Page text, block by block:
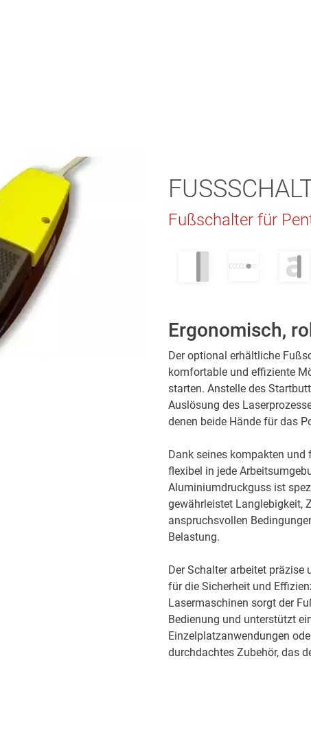
Fußschalter für
Ergonomisch,
Der optional erhältliche
komfortable und effiziente
starten. Anstelle des
Auslösung des
denen beide Hände für das
Dank seines kompakten
flexibel in jede
Aluminiumdruckguss ist
gewährleistet Langlebigkeit,
anspruchsvollen
Belastung.
Der Schalter arbeitet
für die Sicherheit und
Lasermaschinen sorgt der
Bedienung und unterstützt
Einzelplatzanwendungen
durchdachtes Zubehör, das